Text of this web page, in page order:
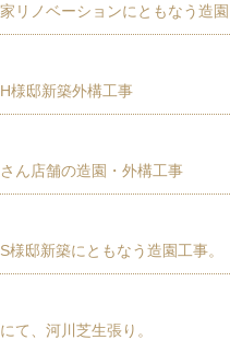
リノベーションにともなう造
様邸新築外構工事
ん店舗の造園・外構工事
様邸新築にともなう造園工事。
て、河川芝生張り。